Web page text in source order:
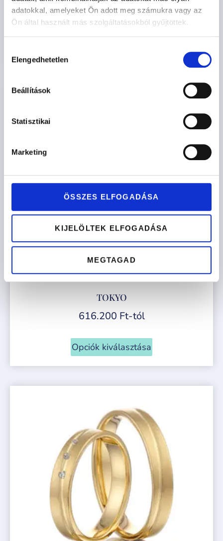
adatokkal, amelyeket Ön adott meg számukra vagy az
Ön által használt más szolgáltatásokból gyűjtöttek.
kiválasztása
Elengedhetetlen
Beállítások
Statisztikai
Marketing
ÖSSZES ELFOGADÁSA
KIJELÖLTEK ELFOGADÁSA
MEGTAGAD
492.900 Ft-tól
TOKYO
616.200 Ft-tól
Opciók kiválasztása